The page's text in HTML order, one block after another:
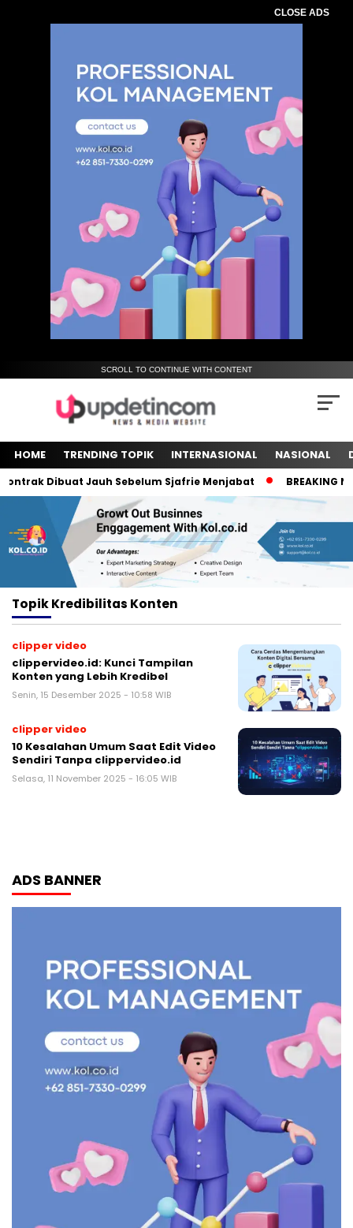
CLOSE ADS
SCROLL TO CONTINUE WITH CONTENT
HOME TRENDING TOPIK INTERNASIONAL NASIONAL
Dibuat Jauh Sebelum Sjafrie Menjabat BREAKING
TopikKredibilitas Konten
clipper video
clippervideo.id: Kunci Tampilan
Konten yang Lebih Kredibel
Senin, 15 Desember 2025 - 10:58 WIB
clipper video
10 Kesalahan Umum Saat Edit Video
Sendiri Tanpa clippervideo.id
Selasa, 11 November 2025 - 16:05 WIB
ADS BANNER